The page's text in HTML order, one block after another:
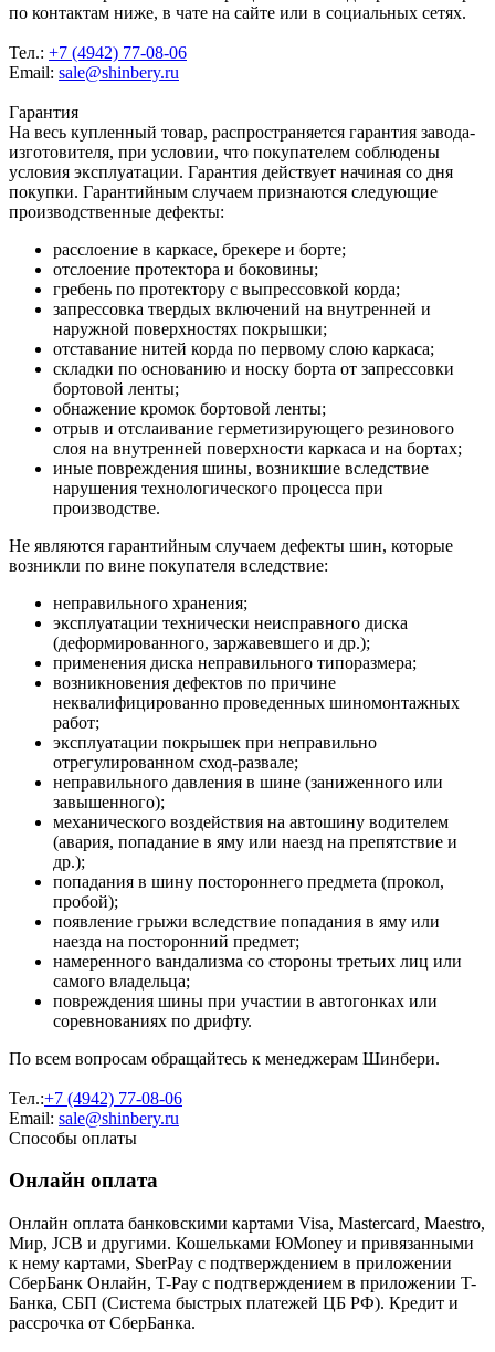
по контактам ниже, в чате на сайте или в социальных сетях.
Тел.: +7 (4942) 77-08-06
Email: sale@shinbery.ru
Гарантия
На весь купленный товар, распространяется гарантия завода-
изготовителя, при условии, что покупателем соблюдены
условия эксплуатации. Гарантия действует начиная со дня
покупки. Гарантийным случаем признаются следующие
производственные дефекты:
расслоение в каркасе, брекере и борте;
отслоение протектора и боковины;
гребень по протектору с выпрессовкой корда;
запрессовка твердых включений на внутренней и
наружной поверхностях покрышки;
отставание нитей корда по первому слою каркаса;
складки по основанию и носку борта от запрессовки
бортовой ленты;
обнажение кромок бортовой ленты;
отрыв и отслаивание герметизирующего резинового
слоя на внутренней поверхности каркаса и на бортах;
иные повреждения шины, возникшие вследствие
нарушения технологического процесса при
производстве.
Не являются гарантийным случаем дефекты шин, которые
возникли по вине покупателя вследствие:
неправильного хранения;
эксплуатации технически неисправного диска
(деформированного, заржавевшего и др.);
применения диска неправильного типоразмера;
возникновения дефектов по причине
неквалифицированно проведенных шиномонтажных
работ;
эксплуатации покрышек при неправильно
отрегулированном сход-развале;
неправильного давления в шине (заниженного или
завышенного);
механического воздействия на автошину водителем
(авария, попадание в яму или наезд на препятствие и
др.);
попадания в шину постороннего предмета (прокол,
пробой);
появление грыжи вследствие попадания в яму или
наезда на посторонний предмет;
намеренного вандализма со стороны третьих лиц или
самого владельца;
повреждения шины при участии в автогонках или
соревнованиях по дрифту.
По всем вопросам обращайтесь к менеджерам Шинбери.
Тел.:+7 (4942) 77-08-06
Email: sale@shinbery.ru
Способы оплаты
Онлайн оплата
Онлайн оплата банковскими картами Visa, Mastercard, Maestro,
Мир, JCB и другими. Кошельками ЮMoney и привязанными
к нему картами, SberPay с подтверждением в приложении
СберБанк Онлайн, T-Pay с подтверждением в приложении T-
Банка, СБП (Система быстрых платежей ЦБ РФ). Кредит и
рассрочка от СберБанка.